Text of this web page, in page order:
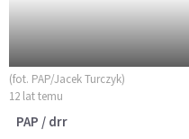
(fot. PAP/Jacek Turczyk)
12 lat temu
PAP / drr